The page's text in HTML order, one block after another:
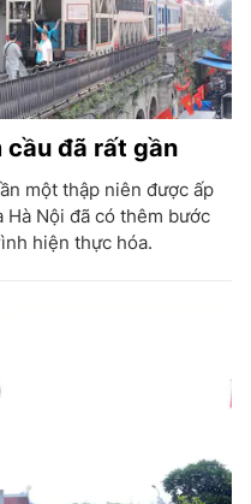
cầu đã rất gần
một thập niên được ấp
Nội đã có thêm bước
hiện thực hóa.